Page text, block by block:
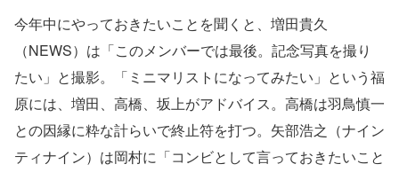
今年中にやっておきたいことを聞くと、増田貴久
（NEWS）は「このメンバーでは最後。記念写真を撮り
たい」と撮影。「ミニマリストになってみたい」という福
原には、増田、高橋、坂上がアドバイス。高橋は羽鳥慎一
との因縁に粋な計らいで終止符を打つ。矢部浩之（ナイン
ティナイン）は岡村に「コンビとして言っておきたいこと